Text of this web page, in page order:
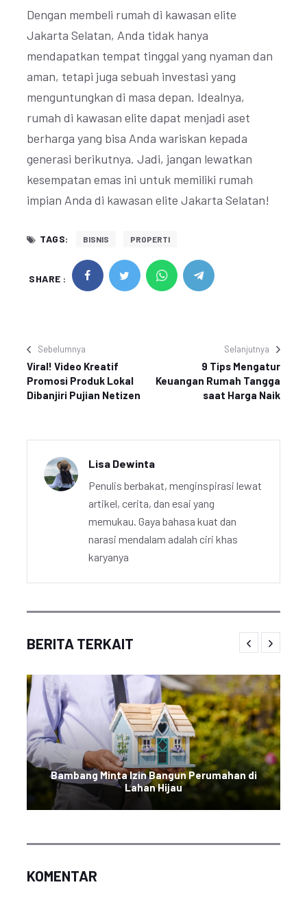
Dengan membeli rumah di kawasan elite
Jakarta Selatan, Anda tidak hanya
mendapatkan tempat tinggal yang nyaman dan
aman, tetapi juga sebuah investasi yang
menguntungkan di masa depan. Idealnya,
rumah di kawasan elite dapat menjadi aset
berharga yang bisa Anda wariskan kepada
generasi berikutnya. Jadi, jangan lewatkan
kesempatan emas ini untuk memiliki rumah
impian Anda di kawasan elite Jakarta Selatan!
TAGS: BISNIS PROPERTI
SHARE :
Sebelumnya
Viral! Video Kreatif
Promosi Produk Lokal
Dibanjiri Pujian Netizen
Selanjutnya
9 Tips Mengatur
Keuangan Rumah Tangga
saat Harga Naik
Lisa Dewinta
Penulis berbakat, menginspirasi lewat
artikel, cerita, dan esai yang
memukau. Gaya bahasa kuat dan
narasi mendalam adalah ciri khas
karyanya
BERITA TERKAIT
Bambang Minta Izin Bangun Perumahan di
Lahan Hijau
KOMENTAR